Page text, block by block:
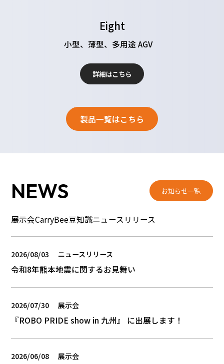
Eight
小型、薄型、多用途 AGV
詳細はこちら
製品一覧はこちら
NEWS お知らせ一覧
展示会CarryBee豆知識ニュースリリース
2026/08/03 ニュースリリース
令和8年熊本地震に関するお見舞い
2026/07/30 展示会
『ROBO PRIDE show in 九州』 に出展します！
2026/06/08 展示会